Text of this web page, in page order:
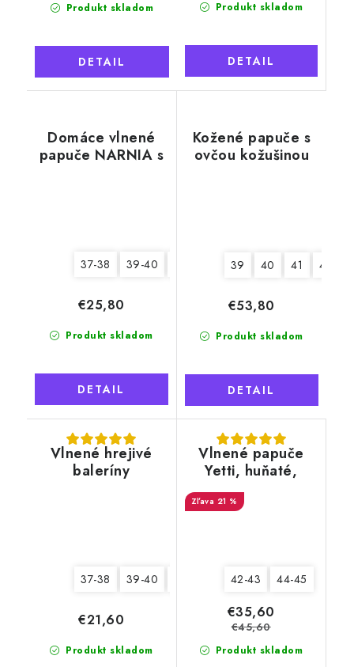
Produkt skladom
DETAIL
Produkt skladom
DETAIL
Domáce vlnené
papuče NARNIA s
37-38 39-40
Produkt skladom
€25,80
DETAIL
Kožené papuče s
ovčou kožušinou
39 40 41 42
Produkt skladom
€53,80
DETAIL
Vlnené hrejivé
baleríny
37-38 39-40
Produkt skladom
€21,60
Vlnené papuče
Yetti, huňaté,
biele, s kožušinou
21 %
42-43 44-45
Produkt skladom
€35,60
€45,60